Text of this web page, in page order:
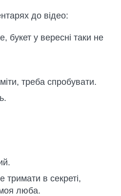
до відео:
букет у вересні таки не
треба спробувати.
в секреті,
люба.